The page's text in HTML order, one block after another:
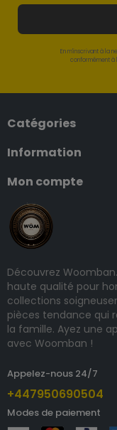
En m'inscrivant à la
conformément à
Catégories
Information
Mon compte
Découvrez
haute qualité pour
collections
pièces tendance qui
la famille. Ayez une
avec Woomban !
Appelez-nous 24/7
+447950690504
Modes de paiement